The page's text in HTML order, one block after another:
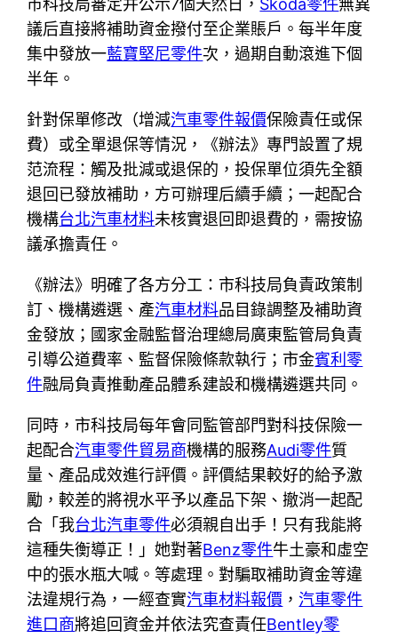
市科技局審定并公示7個天然日， Skoda零件無異
議后直接將補助資金撥付至企業賬戶。每半年度
集中發放一藍寶堅尼零件次，過期自動滾進下個
半年。
針對保單修改（增減汽車零件報價保險責任或保
費）或全單退保等情況，《辦法》專門設置了規
范流程：觸及批減或退保的，投保單位須先全額
退回已發放補助，方可辦理后續手續；一起配合
機構台北汽車材料未核實退回即退費的，需按協
議承擔責任。
《辦法》明確了各方分工：市科技局負責政策制
訂、機構遴選、產汽車材料品目錄調整及補助資
金發放；國家金融監督治理總局廣東監管局負責
引導公道費率、監督保險條款執行；市金賓利零
件融局負責推動產品體系建設和機構遴選共同。
同時，市科技局每年會同監管部門對科技保險一
起配合汽車零件貿易商機構的服務Audi零件質
量、產品成效進行評價。評價結果較好的給予激
勵，較差的將視水平予以產品下架、撤消一起配
合「我台北汽車零件必須親自出手！只有我能將
這種失衡導正！」她對著Benz零件牛土豪和虛空
中的張水瓶大喊。等處理。對騙取補助資金等違
法違規行為，一經查實汽車材料報價 ，汽車零件
進口商將追回資金并依法究查責任Bentley零